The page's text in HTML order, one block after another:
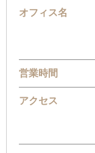
オフィス名
営業時間
アクセス